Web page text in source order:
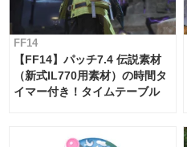
FF14
【FF14】パッチ7.4 伝説素材
（新式IL770用素材）の時間タ
イマー付き！タイムテーブル